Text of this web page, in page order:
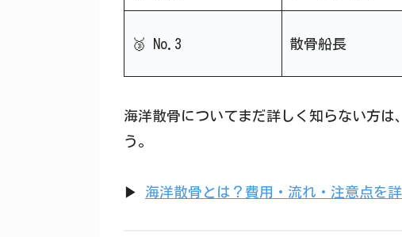
🥉 No.3 散骨船長
海洋散骨についてまだ詳しく知らない方
う。
▶ 海洋散骨とは？費用・流れ・注意点を